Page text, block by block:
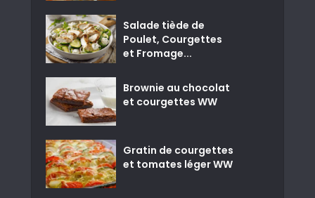
Salade tiède de
Poulet, Courgettes
et Fromage...
Brownie au chocolat
et courgettes WW
Gratin de courgettes
et tomates léger WW